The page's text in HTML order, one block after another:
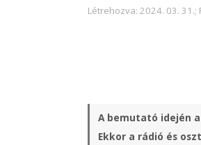
Létrehozva: 2024. 03. 31.;
A bemutató idején
Ekkor a rádió és